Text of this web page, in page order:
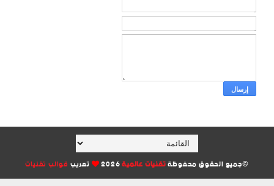
©جميع الحقوق محفوظةتقنيات عالمية2026 تعريبقوالب تقنيات